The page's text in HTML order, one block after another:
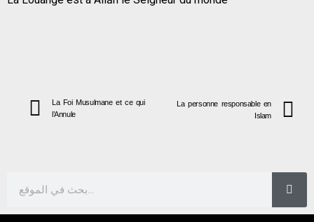
La Foi Musulmane et ce qui
l’Annule
La personne responsable en
Islam